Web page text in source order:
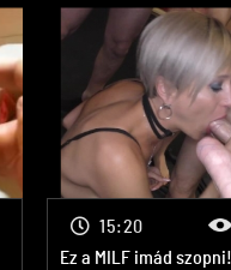
Ez a MILF imád szopni!
15:20